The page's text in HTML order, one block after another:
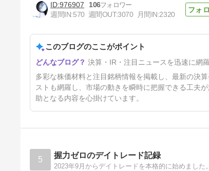
すすめ10銘柄を紹介
3日前
976907
106
週間IN:570 週間OUT:3070 月間IN:2320
このブログのここがポイント
決算・IR・注目ニュースを迅速に網羅
多彩な株価材料と注目銘柄情報を掲載し、最新の決
ストも網羅し、市場の動きを瞬時に把握できる工夫
助となる内容を心掛けています。
5 握力ゼロのデイトレード記録